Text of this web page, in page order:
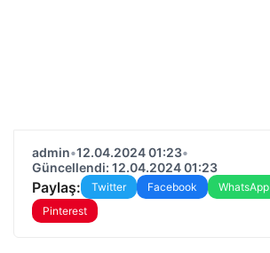
admin•12.04.2024 01:23•
Güncellendi: 12.04.2024 01:23
Paylaş: Twitter Facebook WhatsApp
Pinterest